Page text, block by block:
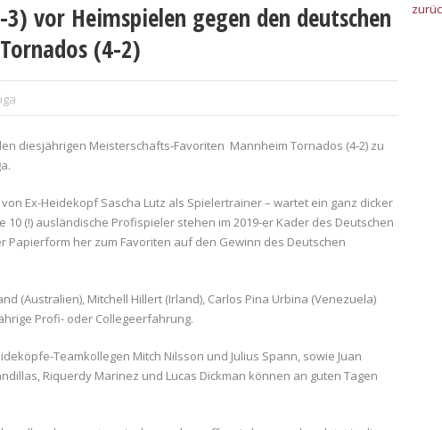
vor Heimspielen gegen den deutschen
(4-2)
diesjährigen Meisterschafts-Favoriten Mannheim Tornados (4-2) zu
Ex-Heidekopf Sascha Lutz als Spielertrainer – wartet ein ganz dicker
(!) ausländische Profispieler stehen im 2019-er Kader des Deutschen
Papierform her zum Favoriten auf den Gewinn des Deutschen
(Australien), Mitchell Hillert (Irland), Carlos Pina Urbina (Venezuela)
Profi- oder Collegeerfahrung.
Teamkollegen Mitch Nilsson und Julius Spann, sowie Juan
Riquerdy Marinez und Lucas Dickman können an guten Tagen